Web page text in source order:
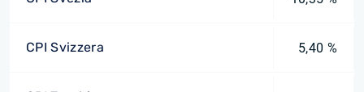
CPI Svizzera 5,40 %